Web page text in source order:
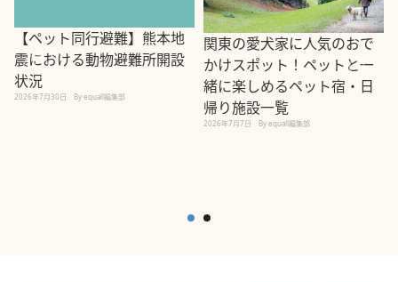
【ペット同行避難】熊本地
震における動物避難所開設
状況
2026年7月30日 By equall編集部
関東の愛犬家に人気のおで
かけスポット！ペットと一
緒に楽しめるペット宿・日
帰り施設一覧
2026年7月7日 By equall編集部